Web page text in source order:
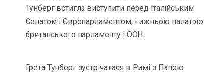
Тунберг встигла виступити перед італійським
Сенатом і Європарламентом, нижньою палатою
британського парламенту і ООН.
Грета Тунберг зустрічалася в Римі з Папою